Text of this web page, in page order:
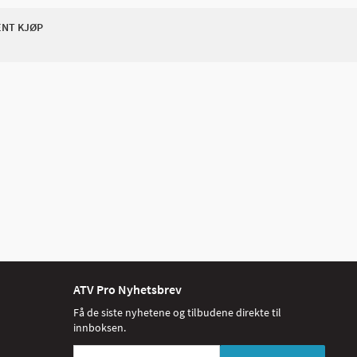
KJØP
ATV Pro Nyhetsbrev
Få de siste nyhetene og tilbudene direkte til
innboksen.